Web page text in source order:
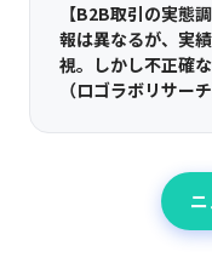
【B2B取引の実態
報は異なるが、実
視。しかし不正確
（ロゴラボリサーチ